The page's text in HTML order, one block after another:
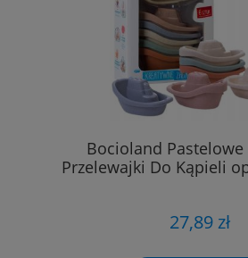
Bocioland Pastelowe
Przelewajki Do Kąpieli
27,89 zł